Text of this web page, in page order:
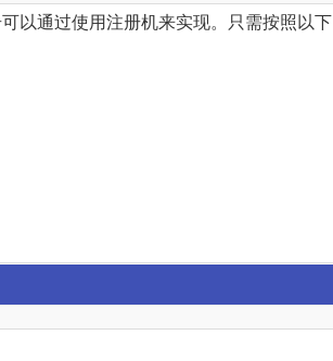
以通过使用注册机来实现。只需按照以下